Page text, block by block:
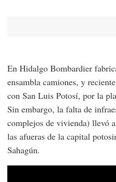
En Hidalgo Bombardier
ensambla camiones, y
con San Luis Potosí, por la
Sin embargo, la falta de
complejos de vivienda) llevó
las afueras de la capital
Sahagún.